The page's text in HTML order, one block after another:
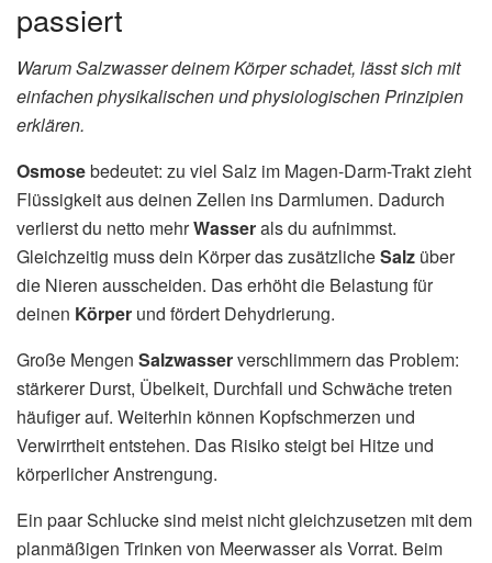
passiert
Warum Salzwasser deinem Körper schadet, lässt sich mit
einfachen physikalischen und physiologischen Prinzipien
erklären.
Osmosebedeutet: zu viel Salz im Magen-Darm-Trakt zieht
Flüssigkeit aus deinen Zellen ins Darmlumen. Dadurch
verlierst du netto mehrWasserals du aufnimmst.
Gleichzeitig muss dein Körper das zusätzlicheSalz über
die Nieren ausscheiden. Das erhöht die Belastung für
deinen Körper und fördert Dehydrierung.
Große Mengen Salzwasserverschlimmern das Problem:
stärkerer Durst, Übelkeit, Durchfall und Schwäche treten
häufiger auf. Weiterhin können Kopfschmerzen und
Verwirrtheit entstehen. Das Risiko steigt bei Hitze und
körperlicher Anstrengung.
Ein paar Schlucke sind meist nicht gleichzusetzen mit dem
planmäßigen Trinken von Meerwasser als Vorrat. Beim